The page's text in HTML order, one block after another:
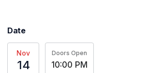
Date
Nov
14
Doors Open
10:00 PM